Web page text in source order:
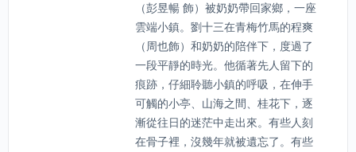
（彭昱暢 飾）被奶奶帶回家鄉，一座
雲端小鎮。劉十三在青梅竹馬的程爽
（周也飾）和奶奶的陪伴下，度過了
一段平靜的時光。他循著先人留下的
痕跡，仔細聆聽小鎮的呼吸，在伸手
可觸的小亭、山海之間、桂花下，逐
漸從往日的迷茫中走出來。有些人刻
在骨子裡，沒幾年就被遺忘了。有些